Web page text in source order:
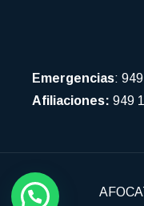
Emergencias:
Afiliaciones: 949